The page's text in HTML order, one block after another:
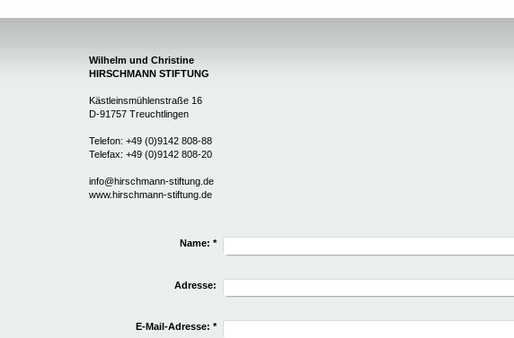
Wilhelm und Christine
HIRSCHMANN STIFTUNG
Kästleinsmühlenstraße 16
D-91757 Treuchtlingen
Telefon: +49 (0)9142 808-88
Telefax: +49 (0)9142 808-20
info@hirschmann-stiftung.de
www.hirschmann-stiftung.de
Name: *
Adresse:
E-Mail-Adresse: *